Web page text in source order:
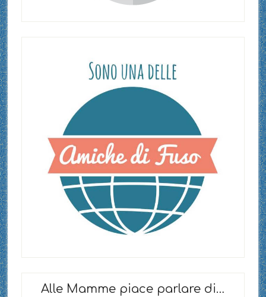
Alle Mamme piace parlare di…